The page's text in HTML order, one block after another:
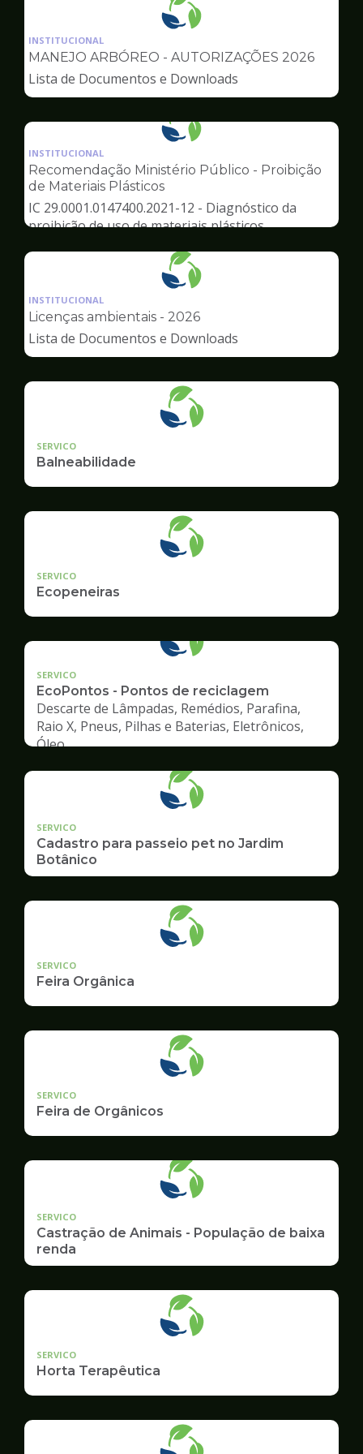
Ilustração
pagina
Meio
INSTITUCIONAL
MANEJO ARBÓREO - AUTORIZAÇÕES 2026
Lista de Documentos e Downloads
Ilustração
pagina
Meio
Ambiente
INSTITUCIONAL
Recomendação Ministério Público - Proibição
de Materiais Plásticos
IC 29.0001.0147400.2021-12 - Diagnóstico da
proibição de uso de materiais plásticos
Ilustração
pagina
Meio
INSTITUCIONAL
Licenças ambientais - 2026
Lista de Documentos e Downloads
SERVICO
Balneabilidade
SERVICO
Ecopeneiras
SERVICO
EcoPontos - Pontos de reciclagem
Descarte de Lâmpadas, Remédios, Parafina,
Raio X, Pneus, Pilhas e Baterias, Eletrônicos,
Óleo
SERVICO
Cadastro para passeio pet no Jardim
Botânico
SERVICO
Feira Orgânica
SERVICO
Feira de Orgânicos
SERVICO
Castração de Animais - População de baixa
renda
SERVICO
Horta Terapêutica